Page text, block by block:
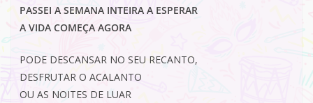
PASSEI A SEMANA INTEIRA A ESPERAR
A VIDA COMEÇA AGORA
PODE DESCANSAR NO SEU RECANTO,
DESFRUTAR O ACALANTO
OU AS NOITES DE LUAR